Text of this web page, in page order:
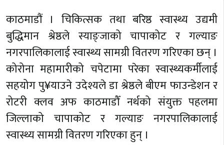
काठमाडौं । चिकित्सक तथा बरिष्ठ स्वास्थ्य उद्यमी
बुद्धिमान श्रेष्ठले स्याङ्जाको चापाकोट र गल्याङ
नगरपालिकालाई स्वास्थ्य सामग्री वितरण गरिएका छन् ।
कोरोना महामारीको चपेटामा परेका स्वास्थ्यकर्मीलाई
सहयोग पु¥याउने उदेश्यले डा श्रेष्ठले बीएम फाउन्डेशन र
रोटरी क्लव अफ काठमाडौँ नर्थको संयुक्त पहलमा
जिल्लाको चापाकोट र गल्याङ नगरपालिकालाई
स्वास्थ्य सामग्री वितरण गरिएका हुन् ।